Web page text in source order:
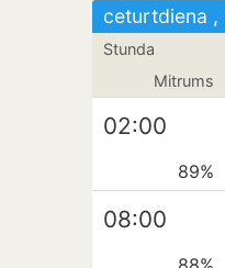
ceturtdiena ,
Stunda
Mitrums
02:00
89%
08:00